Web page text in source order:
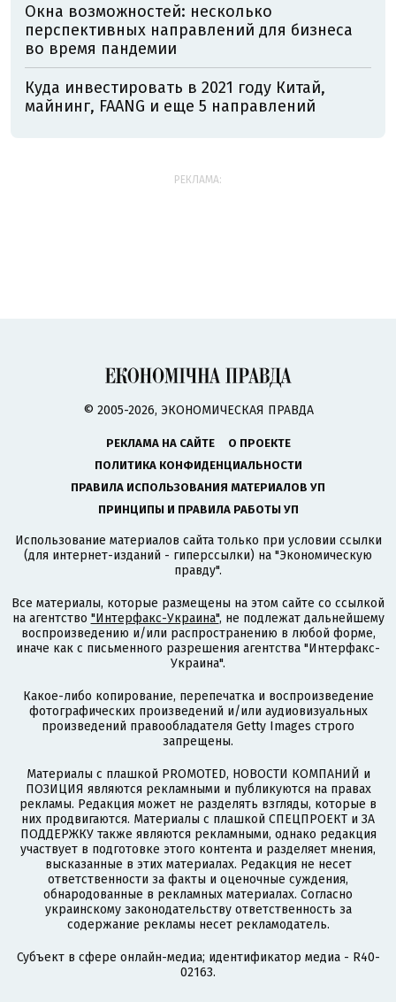
Окна возможностей: несколько
перспективных направлений для бизнеса
во время пандемии
Куда инвестировать в 2021 году Китай,
майнинг, FAANG и еще 5 направлений
РЕКЛАМА:
© 2005-2026, ЭКОНОМИЧЕСКАЯ ПРАВДА
РЕКЛАМА НА САЙТЕ
О ПРОЕКТЕ
ПОЛИТИКА КОНФИДЕНЦИАЛЬНОСТИ
ПРАВИЛА ИСПОЛЬЗОВАНИЯ МАТЕРИАЛОВ УП
ПРИНЦИПЫ И ПРАВИЛА РАБОТЫ УП
Использование материалов сайта только при условии ссылки
(для интернет-изданий - гиперссылки) на "Экономическую
правду".
Все материалы, которые размещены на этом сайте со ссылкой
на агентство "Интерфакс-Украина", не подлежат дальнейшему
воспроизведению и/или распространению в любой форме,
иначе как с письменного разрешения агентства "Интерфакс-
Украина".
Какое-либо копирование, перепечатка и воспроизведение
фотографических произведений и/или аудиовизуальных
произведений правообладателя Getty Images строго
запрещены.
Материалы с плашкой PROMOTED, НОВОСТИ КОМПАНИЙ и
ПОЗИЦИЯ являются рекламными и публикуются на правах
рекламы. Редакция может не разделять взгляды, которые в
них продвигаются. Материалы с плашкой СПЕЦПРОЕКТ и ЗА
ПОДДЕРЖКУ также являются рекламными, однако редакция
участвует в подготовке этого контента и разделяет мнения,
высказанные в этих материалах. Редакция не несет
ответственности за факты и оценочные суждения,
обнародованные в рекламных материалах. Согласно
украинскому законодательству ответственность за
содержание рекламы несет рекламодатель.
Субъект в сфере онлайн-медиа; идентификатор медиа - R40-
02163.